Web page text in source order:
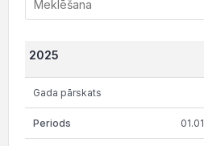
2025
Gada pārskats